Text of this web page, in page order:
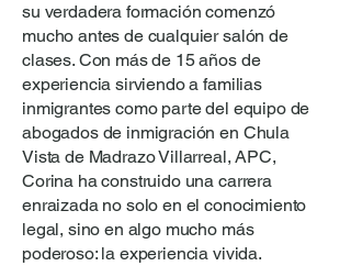
su verdadera formación comenzó
mucho antes de cualquier salón de
clases. Con más de 15 años de
experiencia sirviendo a familias
inmigrantes como parte del equipo de
abogados de inmigración en Chula
Vista de Madrazo Villarreal, APC,
Corina ha construido una carrera
enraizada no solo en el conocimiento
legal, sino en algo mucho más
poderoso: la experiencia vivida.